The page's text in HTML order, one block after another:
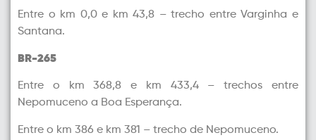
Entre o km 0,0 e km 43,8 – trecho entre Varginha e
Santana.
BR-265
Entre o km 368,8 e km 433,4 – trechos entre
Nepomuceno a Boa Esperança.
Entre o km 386 e km 381 – trecho de Nepomuceno.